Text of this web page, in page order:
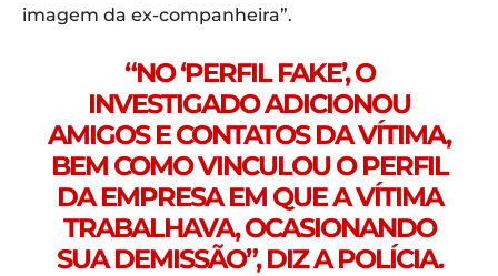
imagem da ex-companheira”.
“NO ‘PERFIL FAKE’, O
INVESTIGADO ADICIONOU
AMIGOS E CONTATOS DA VÍTIMA,
BEM COMO VINCULOU O PERFIL
DA EMPRESA EM QUE A VÍTIMA
TRABALHAVA, OCASIONANDO
SUA DEMISSÃO”, DIZ A POLÍCIA.